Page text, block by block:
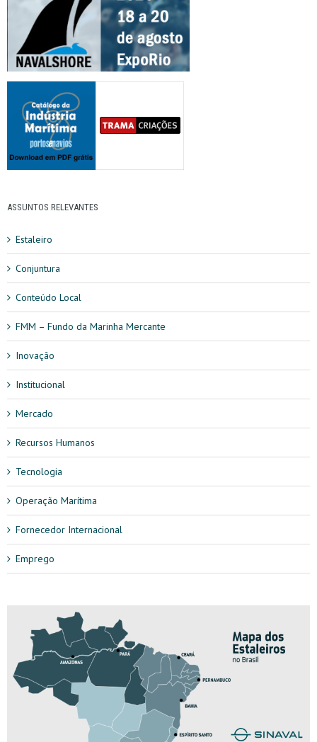
ASSUNTOS RELEVANTES
Estaleiro
Conjuntura
Conteúdo Local
FMM – Fundo da Marinha Mercante
Inovação
Institucional
Mercado
Recursos Humanos
Tecnologia
Operação Marítima
Fornecedor Internacional
Emprego